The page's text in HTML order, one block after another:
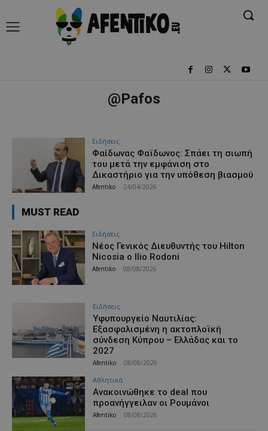
@Pafos
Ειδήσεις
Φαίδωνας Φαϊδωνος: Σπάει τη σιωπή
του μετά την εμφάνιση στο
Δικαστήριο για την υπόθεση βιασμού
Afentiko 24/04/2026
MUST READ
Ειδήσεις
Νέος Γενικός Διευθυντής του Hilton
Nicosia ο Ilio Rodoni
Afentiko 08/08/2026
Ειδήσεις
Υφυπουργείο Ναυτιλίας:
Εξασφαλισμένη η ακτοπλοϊκή
σύνδεση Κύπρου – Ελλάδας και το
2027
Afentiko 08/08/2026
Αθλητικά
Aνακοινώθηκε το deal που
προανήγγειλαν οι Ρουμάνοι
Afentiko 08/08/2026